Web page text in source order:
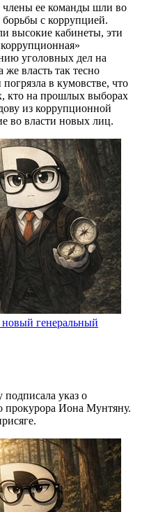
члены ее команды шли во
с коррупцией.
высокие кабинеты, эти
уголовных дел на
власть так тесно
в кумовстве, что
кто на прошлых выборах
из коррупционной
во власти новых лиц.
генеральный
указ о
прокурора Иона Мунтяну.